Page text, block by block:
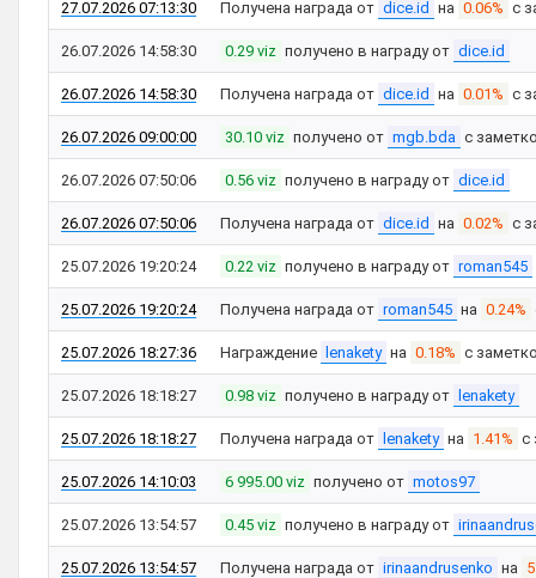
27.07.2026 07:13:30 Получена награда от dice.id на 0.06% с
26.07.2026 14:58:30 0.29 viz получено в награду от dice.id
26.07.2026 14:58:30 Получена награда от dice.id на 0.01% с
26.07.2026 09:00:00 30.10 viz получено от mgb.bda с
26.07.2026 07:50:06 0.56 viz получено в награду от dice.id
26.07.2026 07:50:06 Получена награда от dice.id на 0.02% с
25.07.2026 19:20:24 0.22 viz получено в награду от roman545
25.07.2026 19:20:24 Получена награда от roman545 на 0.24%
25.07.2026 18:27:36 Награждение lenakety на 0.18% с
25.07.2026 18:18:27 0.98 viz получено в награду от lenakety
25.07.2026 18:18:27 Получена награда от lenakety на 1.41% с
25.07.2026 14:10:03 6 995.00 viz получено от motos97
25.07.2026 13:54:57 0.45 viz получено в награду от
25.07.2026 13:54:57 Получена награда от irinaandrusenko на